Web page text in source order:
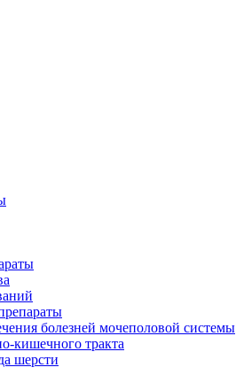
болезней мочеполовой системы
кишечного тракта
шерсти